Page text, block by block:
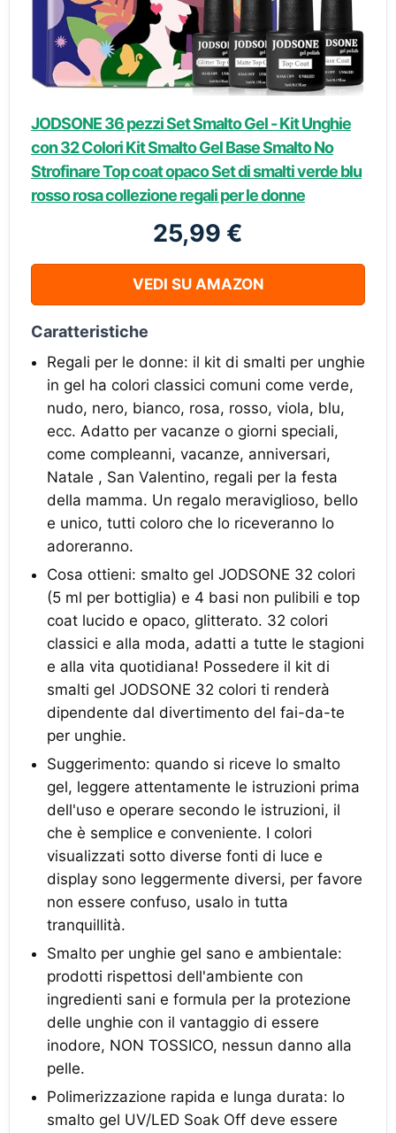
JODSONE 36 pezzi Set Smalto Gel - Kit Unghie
con 32 Colori Kit Smalto Gel Base Smalto No
Strofinare Top coat opaco Set di smalti verde blu
rosso rosa collezione regali per le donne
25,99 €
VEDI SU AMAZON
Caratteristiche
Regali per le donne: il kit di smalti per unghie
in gel ha colori classici comuni come verde,
nudo, nero, bianco, rosa, rosso, viola, blu,
ecc. Adatto per vacanze o giorni speciali,
come compleanni, vacanze, anniversari,
Natale , San Valentino, regali per la festa
della mamma. Un regalo meraviglioso, bello
e unico, tutti coloro che lo riceveranno lo
adoreranno.
Cosa ottieni: smalto gel JODSONE 32 colori
(5 ml per bottiglia) e 4 basi non pulibili e top
coat lucido e opaco, glitterato. 32 colori
classici e alla moda, adatti a tutte le stagioni
e alla vita quotidiana! Possedere il kit di
smalti gel JODSONE 32 colori ti renderà
dipendente dal divertimento del fai-da-te
per unghie.
Suggerimento: quando si riceve lo smalto
gel, leggere attentamente le istruzioni prima
dell'uso e operare secondo le istruzioni, il
che è semplice e conveniente. I colori
visualizzati sotto diverse fonti di luce e
display sono leggermente diversi, per favore
non essere confuso, usalo in tutta
tranquillità.
Smalto per unghie gel sano e ambientale:
prodotti rispettosi dell'ambiente con
ingredienti sani e formula per la protezione
delle unghie con il vantaggio di essere
inodore, NON TOSSICO, nessun danno alla
pelle.
Polimerizzazione rapida e lunga durata: lo
smalto gel UV/LED Soak Off deve essere